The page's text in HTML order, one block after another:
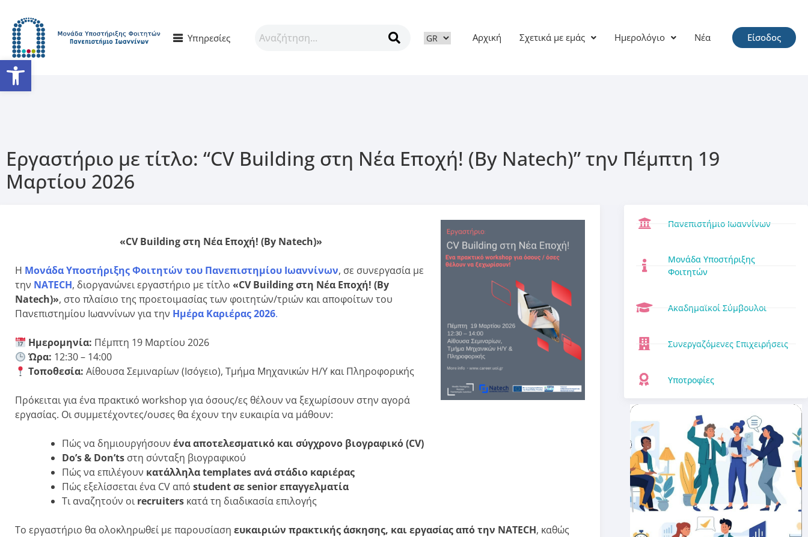
Ανοίξτε τη γραμμή εργαλείων
Υπηρεσίες Αρχική Σχετικά με εμάς Ημερολόγιο Νέα Είσοδος
Εργαστήριο με τίτλο: “CV Building στη Νέα Εποχή! (By Natech)” την Πέμπτη 19
Μαρτίου 2026
«CV Building στη Νέα Εποχή! (By Natech)»
Η Μονάδα Υποστήριξης Φοιτητών του Πανεπιστημίου Ιωαννίνων, σε συνεργασία με
την NATECH, διοργανώνει εργαστήριο με τίτλο «CV Building στη Νέα Εποχή! (By
Natech)», στο πλαίσιο της προετοιμασίας των φοιτητών/τριών και αποφοίτων του
Πανεπιστημίου Ιωαννίνων για την Ημέρα Καριέρας 2026.
Ημερομηνία: Πέμπτη 19 Μαρτίου 2026
Ώρα: 12:30 – 14:00
Τοποθεσία: Αίθουσα Σεμιναρίων (Ισόγειο), Τμήμα Μηχανικών Η/Υ και Πληροφορικής
Πρόκειται για ένα πρακτικό workshop για όσους/ες θέλουν να ξεχωρίσουν στην αγορά
εργασίας. Οι συμμετέχοντες/ουσες θα έχουν την ευκαιρία να μάθουν:
Πώς να δημιουργήσουν ένα αποτελεσματικό και σύγχρονο βιογραφικό (CV)
Do’s & Don’ts στη σύνταξη βιογραφικού
Πώς να επιλέγουν κατάλληλα templates ανά στάδιο καριέρας
Πώς εξελίσσεται ένα CV από student σε senior επαγγελματία
Τι αναζητούν οι recruiters κατά τη διαδικασία επιλογής
Το εργαστήριο θα ολοκληρωθεί με παρουσίαση ευκαιριών πρακτικής άσκησης, και εργασίας από την NATECH, καθώς
Πανεπιστήμιο Ιωαννίνων
Μονάδα Υποστήριξης
Φοιτητών
Ακαδημαϊκοί Σύμβουλοι
Συνεργαζόμενες Επιχειρήσεις
Υποτροφίες